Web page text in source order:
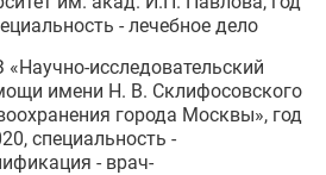
- лечебное дело
исследовательский
имени Н. В. Склифосовского
города Москвы», год
специальность -
- врач-